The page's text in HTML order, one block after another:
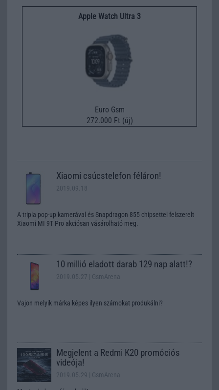
Apple Watch Ultra 3
Euro Gsm
272.000 Ft (új)
Xiaomi csúcstelefon féláron!
2019.09.18
A tripla pop-up kamerával és Snapdragon 855 chipsettel felszerelt
Xiaomi MI 9T Pro akciósan vásárolható meg.
10 millió eladott darab 129 nap alatt!?
2019.05.27 | GsmArena
Vajon melyik márka képes ilyen számokat produkálni?
Megjelent a Redmi K20 promóciós
videója!
2019.05.29 | GsmArena